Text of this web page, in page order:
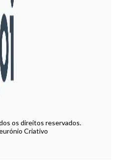
os direitos reservados.
Criativo